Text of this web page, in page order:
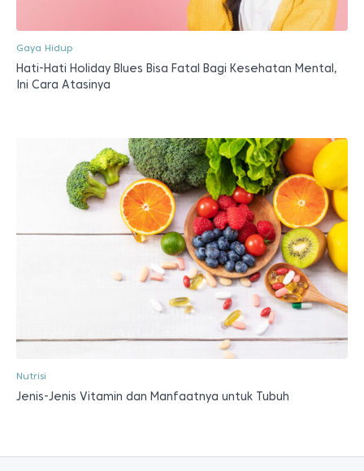
Gaya Hidup
Hati-Hati Holiday Blues Bisa Fatal Bagi Kesehatan Mental,
Ini Cara Atasinya
Nutrisi
Jenis-Jenis Vitamin dan Manfaatnya untuk Tubuh